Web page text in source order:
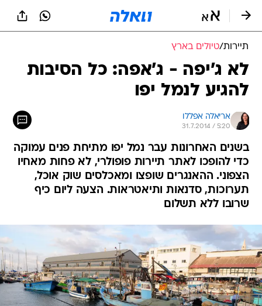
תיירות/טיולים בארץ
לא ג'יפה - ג'אפה: כל הסיבות
להגיע לנמל יפו
אריאלה אפללו
31.7.2014 / 5:20
בשנים האחרונות עבר נמל יפו מתיחת פנים עמוקה
כדי להופכו לאתר תיירות פופולרי, לא פחות מאחיו
הצפוני. ההאנגרים שופצו ומאכלסים שוק אוכל,
תערוכות, סדנאות ותיאטראות. הצעה ליום כיף
שרובו ללא תשלום